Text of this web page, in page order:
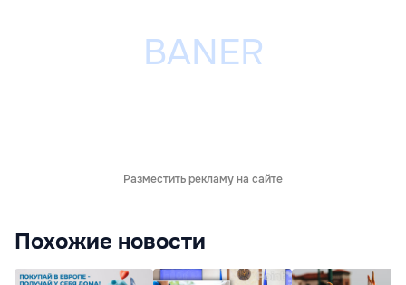
Разместить рекламу на сайте
Похожие новости